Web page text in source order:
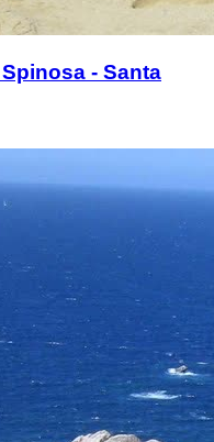
- Santa